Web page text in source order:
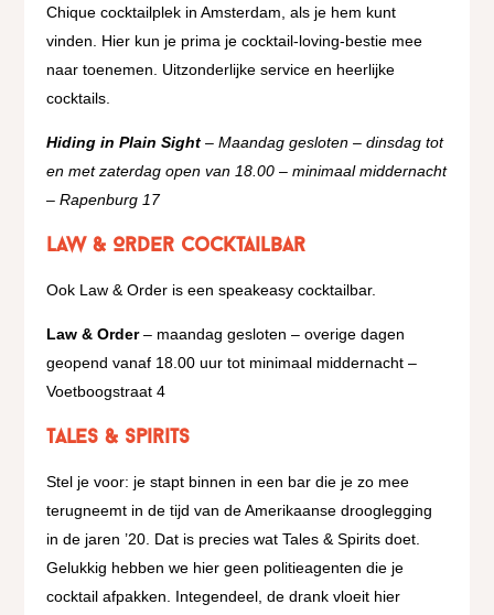
Chique cocktailplek in Amsterdam, als je hem kunt
vinden. Hier kun je prima je cocktail-loving-bestie mee
naar toenemen. Uitzonderlijke service en heerlijke
cocktails.
Hiding in Plain Sight – Maandag gesloten – dinsdag tot
en met zaterdag open van 18.00 – minimaal middernacht
– Rapenburg 17
Law & Order cocktailbar
Ook Law & Order is een speakeasy cocktailbar.
Law & Order– maandag gesloten – overige dagen
geopend vanaf 18.00 uur tot minimaal middernacht –
Voetboogstraat 4
Tales & Spirits
Stel je voor: je stapt binnen in een bar die je zo mee
terugneemt in de tijd van de Amerikaanse drooglegging
in de jaren ’20. Dat is precies wat Tales & Spirits doet.
Gelukkig hebben we hier geen politieagenten die je
cocktail afpakken. Integendeel, de drank vloeit hier